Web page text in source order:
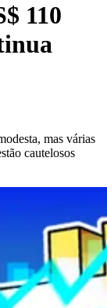
110
mas várias
cautelosos